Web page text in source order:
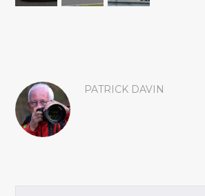
PATRICK DAVIN